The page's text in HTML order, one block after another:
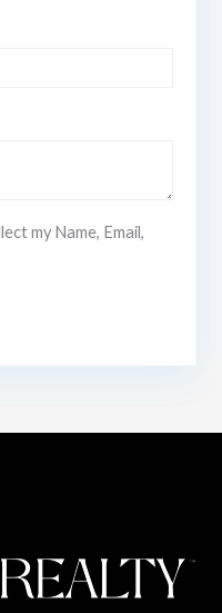
my Name, Email,